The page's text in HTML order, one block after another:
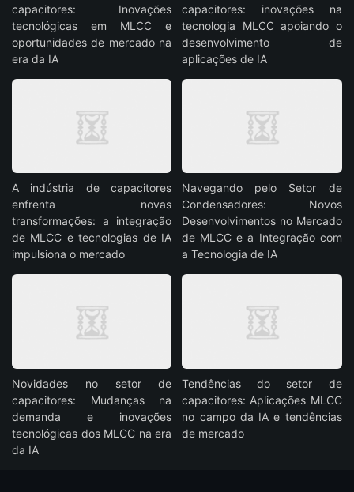
capacitores: Inovações
tecnológicas em MLCC e
oportunidades de mercado na
era da IA
capacitores: inovações na
tecnologia MLCC apoiando o
desenvolvimento de
aplicações de IA
A indústria de capacitores
enfrenta novas
transformações: a integração
de MLCC e tecnologias de IA
impulsiona o mercado
Navegando pelo Setor de
Condensadores: Novos
Desenvolvimentos no Mercado
de MLCC e a Integração com
a Tecnologia de IA
Novidades no setor de
capacitores: Mudanças na
demanda e inovações
tecnológicas dos MLCC na era
da IA
Tendências do setor de
capacitores: Aplicações MLCC
no campo da IA e tendências
de mercado